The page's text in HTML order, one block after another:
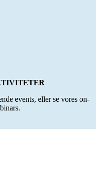
events, eller se vores on-